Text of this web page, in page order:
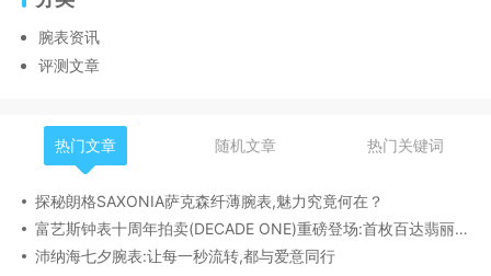
腕表资讯
评测文章
热门文章 随机文章 热门关键词
探秘朗格SAXONIA萨克森纤薄腕表,魅力究竟何在？
富艺斯钟表十周年拍卖(DECADE ONE)重磅登场:首枚百达翡丽1518精钢腕表领衔呈献
沛纳海七夕腕表:让每一秒流转,都与爱意同行